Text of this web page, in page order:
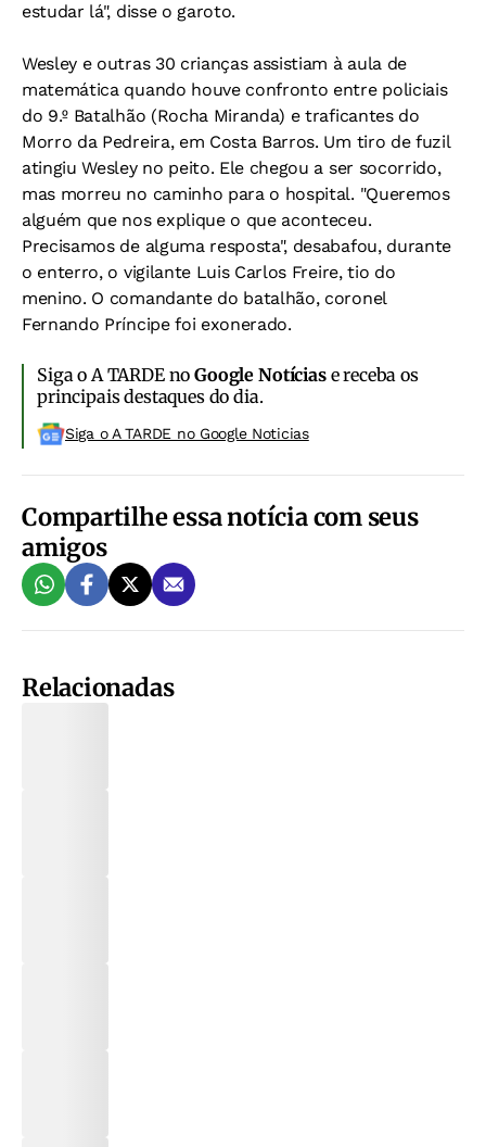
estudar lá", disse o garoto.
Wesley e outras 30 crianças assistiam à aula de
matemática quando houve confronto entre policiais
do 9.º Batalhão (Rocha Miranda) e traficantes do
Morro da Pedreira, em Costa Barros. Um tiro de fuzil
atingiu Wesley no peito. Ele chegou a ser socorrido,
mas morreu no caminho para o hospital. "Queremos
alguém que nos explique o que aconteceu.
Precisamos de alguma resposta", desabafou, durante
o enterro, o vigilante Luis Carlos Freire, tio do
menino. O comandante do batalhão, coronel
Fernando Príncipe foi exonerado.
Siga o A TARDE noGoogle Notíciase receba os
principais destaques do dia.
Siga o A TARDE no Google Noticias
Compartilhe essa notícia com seus
amigos
Relacionadas